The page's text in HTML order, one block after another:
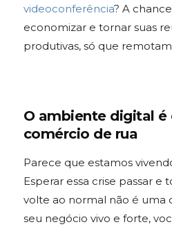
videoconferência? A
economizar e tornar suas
produtivas, só que
O ambiente digital é
comércio de rua
Parece que estamos
Esperar essa crise passar e
volte ao normal não é uma
seu negócio vivo e forte,